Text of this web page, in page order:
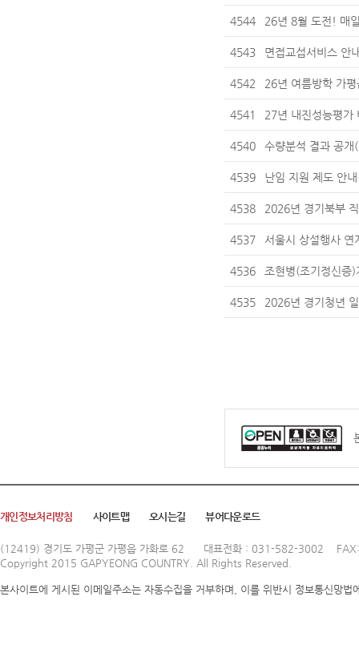
4544 26년 8월 도전! 매
4543 면접교섭서비스 안
4542 26년 여름방학 가
4541 27년 내진성능평가
4540 수량분석 결과 공
4539 난임 지원 제도 안내
4538 2026년 경기북부
4537 서울시 상설행사 연
4536 조현병(조기정신증
4535 2026년 경기청년
개인정보처리방침 사이트맵 오시는길 뷰어다운로드
(12419) 경기도 가평군 가평읍 가화로 62
대표전화 : 031-582-3002
Copyright 2015 GAPYEONG COUNTRY. All Rights Reserved.
본사이트에 게시된 이메일주소는 자동수집을 거부하며, 이를 위반시 정보통신망법